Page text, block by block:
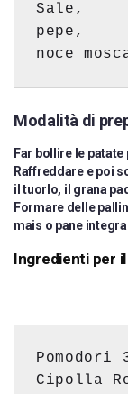
Sale,
pepe,
noce
Modalità di
Far bollire le
Raffreddare e poi
il tuorlo, il grana
Formare delle
mais o pane
Ingredienti per il
Pomodori